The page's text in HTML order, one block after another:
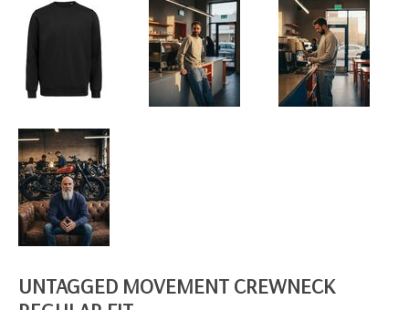
UNTAGGED MOVEMENT CREWNECK